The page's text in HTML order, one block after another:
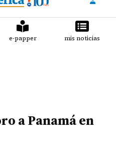
e-papper mis noticias
a Panamá en